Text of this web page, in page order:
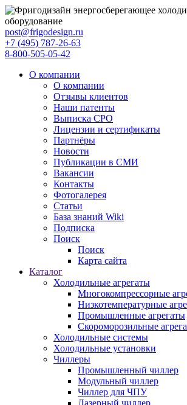
post@frigodesign.ru
+7 (495) 787-26-63
8-800-505-05-42
О компании
О компании
Отзывы клиентов
Наши патенты
Выписка СРО
Лицензии и сертификаты
Партнёры
Новости
Публикации в СМИ
Вакансии
Контакты
Фотогалерея
Статьи
База знаний Wiki
Подписка
Поиск
Поиск
Карта сайта
Каталог
Холодильные агрегаты
Многокомпрессорные
Низкотемпературные
Промышленные агрегаты
Скороморозильные
Холодильные системы
Холодильные установки
Чиллеры
Промышленный чиллер
Модульный чиллер
Чиллер для ЧПУ
Лазерный чиллер